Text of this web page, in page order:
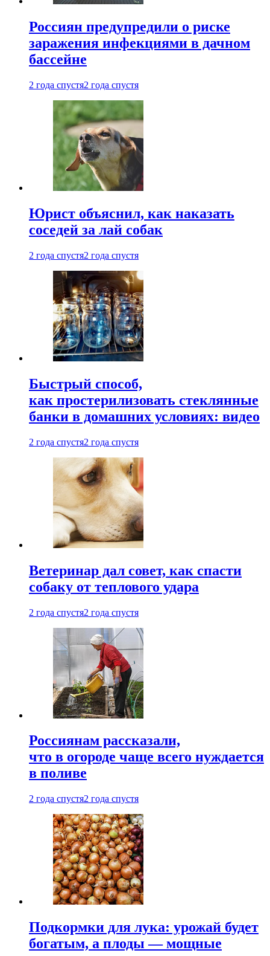
Россиян предупредили о риске
заражения инфекциями в дачном
бассейне
2 года спустя2 года спустя
Юрист объяснил, как наказать
соседей за лай собак
2 года спустя2 года спустя
Быстрый способ,
как простерилизовать стеклянные
банки в домашних условиях: видео
2 года спустя2 года спустя
Ветеринар дал совет, как спасти
собаку от теплового удара
2 года спустя2 года спустя
Россиянам рассказали,
что в огороде чаще всего нуждается
в поливе
2 года спустя2 года спустя
Подкормки для лука: урожай будет
богатым, а плоды — мощные